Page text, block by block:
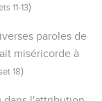
11-13)
paroles de
miséricorde à
18)